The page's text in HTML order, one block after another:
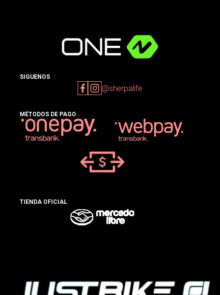
SIGUENOS
@sherpalife
MÉTODOS DE PAGO
TIENDA OFICIAL